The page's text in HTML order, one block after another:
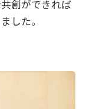
創ができれば
した。